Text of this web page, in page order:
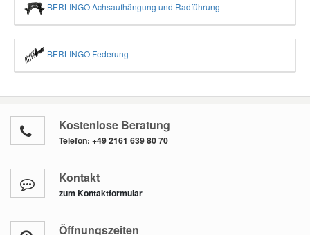
BERLINGO Achsaufhängung und Radführung
BERLINGO Federung
Kostenlose Beratung
Telefon: +49 2161 639 80 70
Kontakt
zum Kontaktformular
Öffnungszeiten